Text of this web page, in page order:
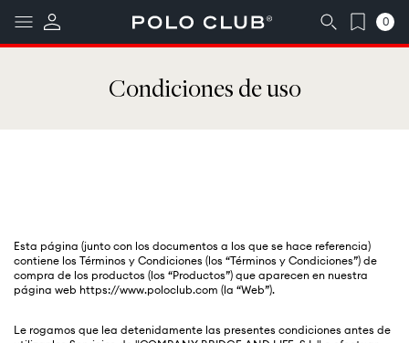
↵Saltar al contenido
↵Saltar al menú
↵Saltar al pie de página
↵Abrir widget de accesibilidad
directamente
al contenido
0
0
artículos
Condiciones de uso
Esta página (junto con los documentos a los que se hace referencia)
contiene los Términos y Condiciones (los “Términos y Condiciones”) de
compra de los productos (los “Productos”) que aparecen en nuestra
página web https://www.poloclub.com (la “Web”).
Le rogamos que lea detenidamente las presentes condiciones antes de